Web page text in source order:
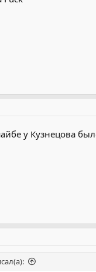
у Кузнецова